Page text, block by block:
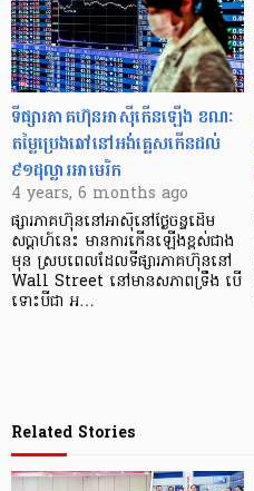
ទីផ្សារភាគហ៊ុនអាស៊ីកើនឡើង ខណៈ
តម្លៃប្រេងឆៅនៅអង់គ្លេសកើនដល់
៩១ដុល្លារអាមេរិក
4 years, 6 months ago
ផ្សារភាគហ៊ុននៅអាស៊ីនៅថ្ងៃចន្ទដើម
សប្ដាហ៍នេះ មានការកើនឡើងខ្ពស់ជាង
មុន ស្របពេលដែលទីផ្សារភាគហ៊ុននៅ
Wall Street នៅមានសភាពទ្រឹង បើ
ទោះបីជា អ…
Related Stories